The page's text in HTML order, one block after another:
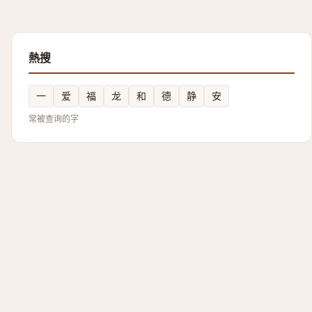
熱搜
一 爱 福 龙 和 德 静 安
常被查询的字